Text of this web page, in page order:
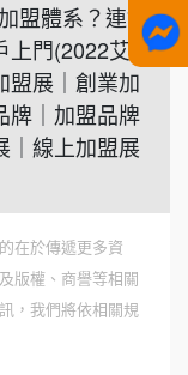
盟體系？連鎖
上門(2022艾連
盟展｜創業加
牌｜加盟品牌
｜線上加盟展
在於傳遞更多資
版權、商譽等相關
，我們將依相關規